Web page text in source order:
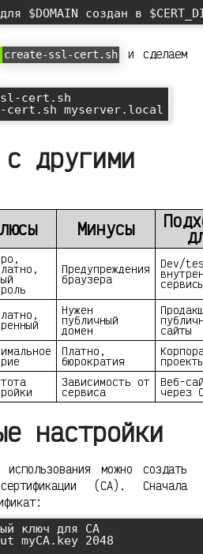
$DOMAIN создан в
create-ssl-cert.sh
и сделаем
cert.sh
myserver.local
другими
Минусы
Предупреждения
браузера
Dev/
Нужен
публичный
домен
сайты
Платно,
бюрократия
Зависимость от
сервиса
Веб-
через
настройки
можно создать
(CA). Сначала
ключ для CA
myCA.key 2048